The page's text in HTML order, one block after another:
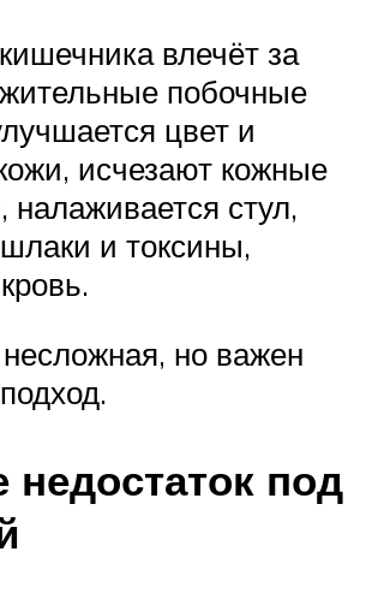
влечёт за
побочные
цвет и
исчезают кожные
стул,
и токсины,
но важен
недостаток под